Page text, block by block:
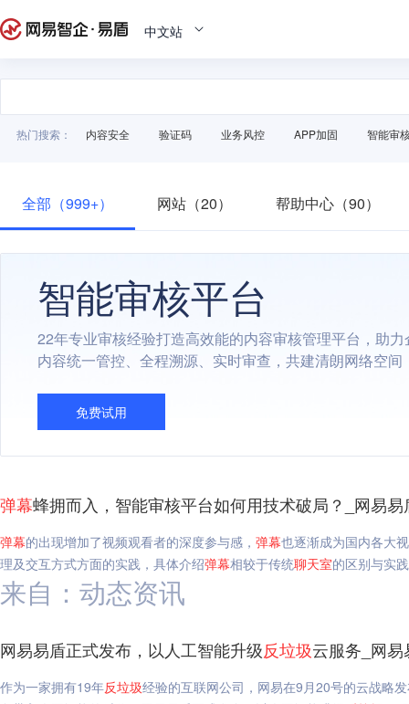
中文站
热门搜索： 内容安全 验证码 业务风控 APP加固 智能审
全部（999+） 网站（20） 帮助中心（90）
智能审核平台
22年专业审核经验打造高效能的内容审核管理平台，助
内容统一管控、全程溯源、实时审查，共建清朗网络空间
免费试用
弹幕蜂拥而入，智能审核平台如何用技术破局？_网易易
弹幕的出现增加了视频观看者的深度参与感， 弹幕也逐渐成为国内各大
理及交互方式方面的实践，具体介绍弹幕相较于传统聊天室的区别与实
来自：动态资讯
网易易盾正式发布，以人工智能升级反垃圾云服务_网易
作为一家拥有19年反垃圾经验的互联网公司，网易在9月20号的云战略